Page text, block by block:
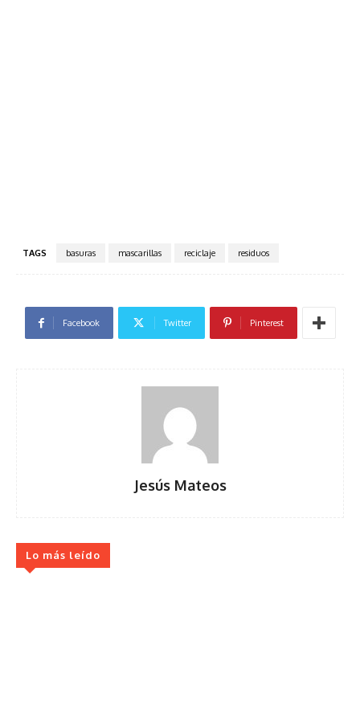
TAGS basuras mascarillas reciclaje residuos
Facebook Twitter Pinterest
Jesús Mateos
Lo más leído